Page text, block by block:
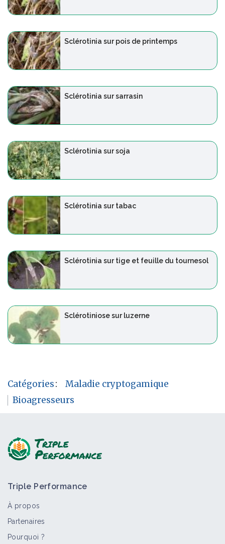
Sclérotinia sur pois de printemps
Sclérotinia sur sarrasin
Sclérotinia sur soja
Sclérotinia sur tabac
Sclérotinia sur tige et feuille du tournesol
Sclérotiniose sur luzerne
Catégories:
Maladie cryptogamique
Bioagresseurs
Triple Performance
À propos
Partenaires
Pourquoi ?